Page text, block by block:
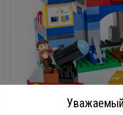
Уважаемый